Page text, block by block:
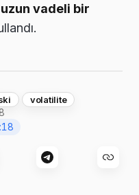
uzun vadeli bir
volatilite